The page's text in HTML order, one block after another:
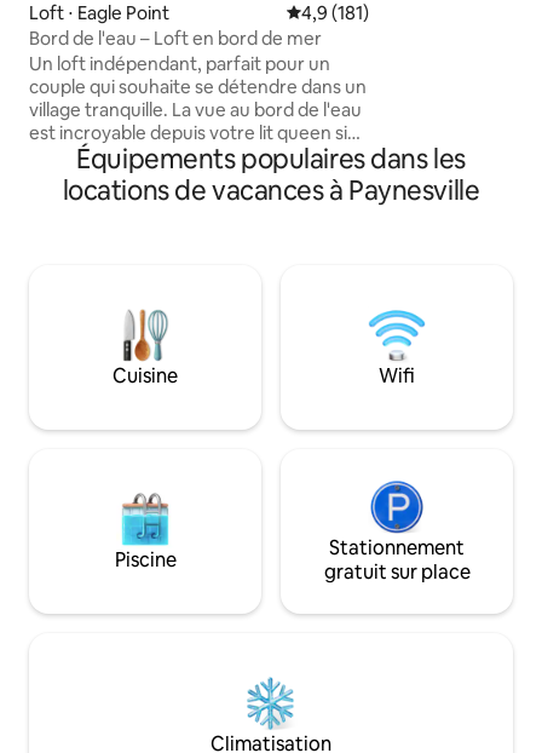
Loft ⋅ Eagle Point Évaluation moyenne sur la
4,9 (181)
Bord de l'eau – Loft en bord de mer
Un loft indépendant, parfait pour un
couple qui souhaite se détendre dans un
village tranquille. La vue au bord de l'eau
est incroyable depuis votre lit queen size
très confortable. Le Beachside Loft est
entièrement alimenté à l'énergie
solaire ! REMARQUE : la salle de bain est
bienvenue » composé de muesli local, de
céréales, de café biologique à piston et
queen size ou de
deuxième
offre une vue sur
Équipements populaires dans les
locations de vacances à Paynesville
Cuisine Wifi
Piscine
Stationnement
gratuit sur place
Climatisation